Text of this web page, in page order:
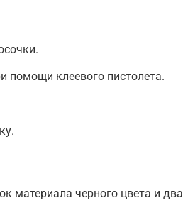
помощи клеевого пистолета.
материала черного цвета и два